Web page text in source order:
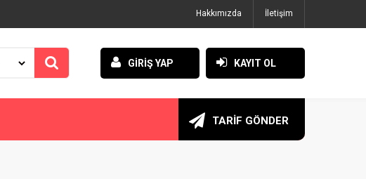
Hakkımızda İletişim
GİRİŞ YAP KAYIT OL
TARİF GÖNDER